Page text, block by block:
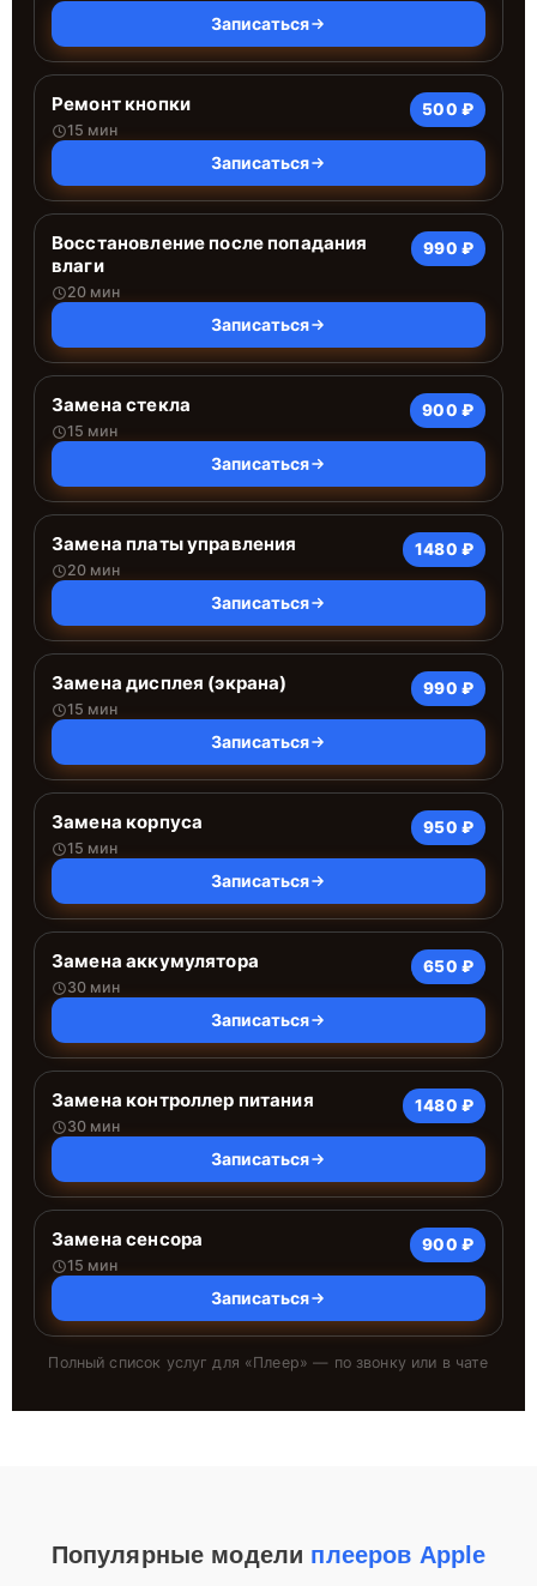
Записаться
Ремонт кнопки
15 мин
500 ₽
Записаться
Восстановление после попадания
влаги
20 мин
990 ₽
Записаться
Замена стекла
15 мин
900 ₽
Записаться
Замена платы управления
20 мин
1480 ₽
Записаться
Замена дисплея (экрана)
15 мин
990 ₽
Записаться
Замена корпуса
15 мин
950 ₽
Записаться
Замена аккумулятора
30 мин
650 ₽
Записаться
Замена контроллер питания
30 мин
1480 ₽
Записаться
Замена сенсора
15 мин
900 ₽
Записаться
Полный список услуг для «Плеер» — по звонку или в чате
Популярные модели плееров Apple